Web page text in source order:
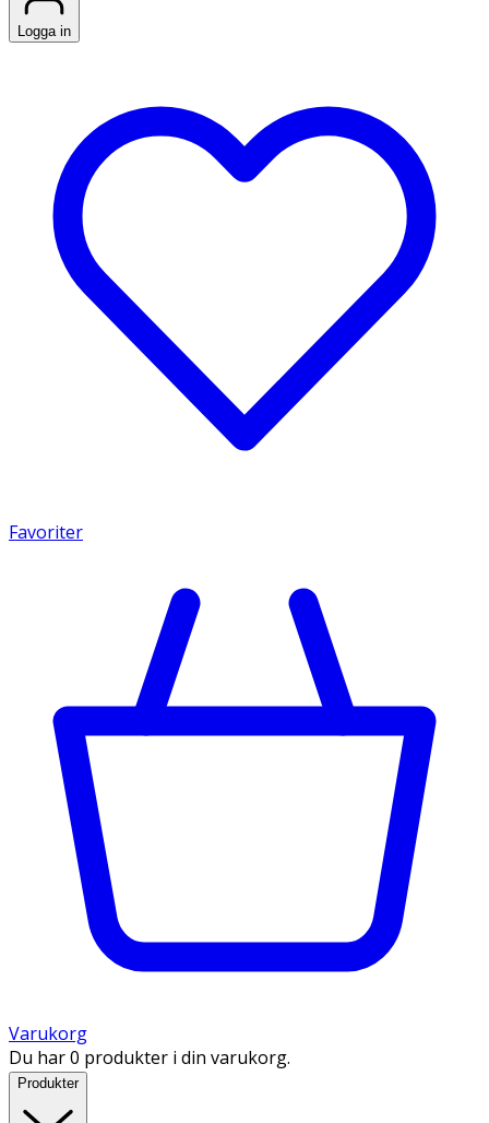
Logga in
Favoriter
Varukorg
Du har 0 produkter i din varukorg.
Produkter